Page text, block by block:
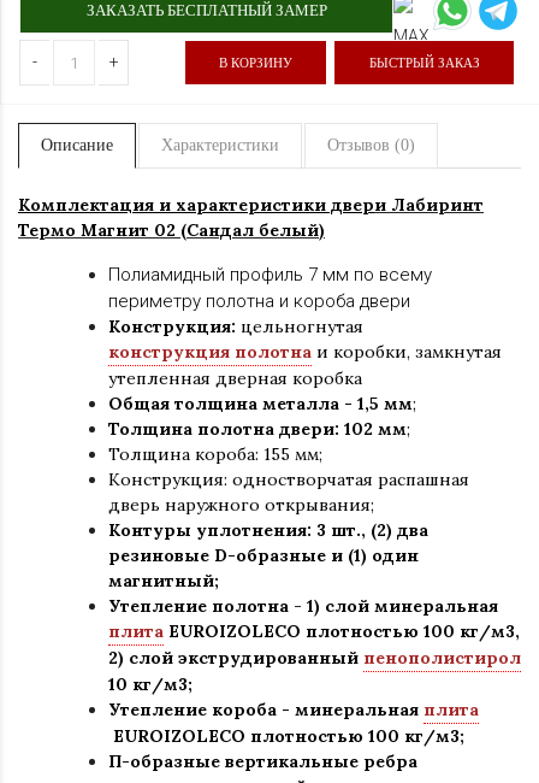
ЗАКАЗАТЬ БЕСПЛАТНЫЙ ЗАМЕР
- + В КОРЗИНУ БЫСТРЫЙ ЗАКАЗ
Описание Характеристики Отзывов (0)
Комплектация и характеристики двери Лабиринт
Термо Магнит 02 (Сандал белый)
Полиамидный профиль 7 мм по всему
периметру полотна и короба двери
Конструкция: цельногнутая
конструкция полотна и коробки, замкнутая
утепленная дверная коробка
Общая толщина металла - 1,5 мм;
Толщина полотна двери: 102 мм;
Толщина короба: 155 мм;
Конструкция: одностворчатая распашная
дверь наружного открывания;
Контуры уплотнения: 3 шт., (2) два
резиновые D-образные и (1) один
магнитный;
Утепление полотна - 1) слой минеральная
плита EUROIZOLECO плотностью 100 кг/м3,
2) слой экструдированный пенополистирол
10 кг/м3;
Утепление короба - минеральная плита
EUROIZOLECO плотностью 100 кг/м3;
П-образные вертикальные ребра